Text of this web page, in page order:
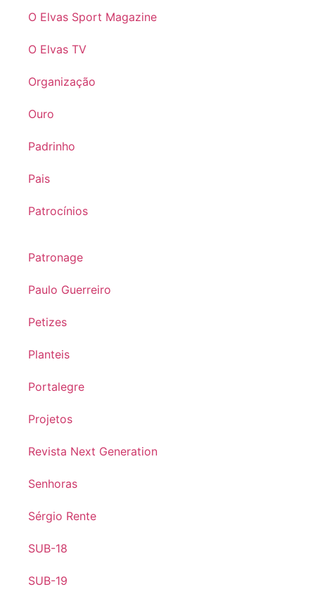
O Elvas Sport Magazine
O Elvas TV
Organização
Ouro
Padrinho
Pais
Patrocínios
Patronage
Paulo Guerreiro
Petizes
Planteis
Portalegre
Projetos
Revista Next Generation
Senhoras
Sérgio Rente
SUB-18
SUB-19